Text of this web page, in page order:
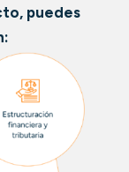
puedes